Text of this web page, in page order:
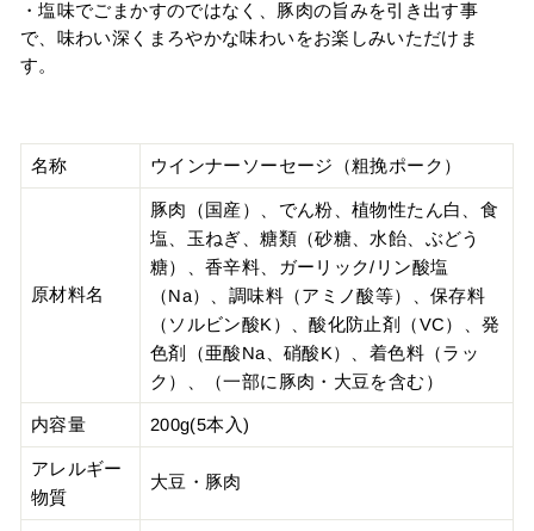
・塩味でごまかすのではなく、豚肉の旨みを引き出す事
で、味わい深くまろやかな味わいをお楽しみいただけま
す。
名称 ウインナーソーセージ（粗挽ポーク）
原材料名
豚肉（国産）、でん粉、植物性たん白、食
塩、玉ねぎ、糖類（砂糖、水飴、ぶどう
糖）、香辛料、ガーリック/リン酸塩
（Na）、調味料（アミノ酸等）、保存料
（ソルビン酸K）、酸化防止剤（VC）、発
色剤（亜酸Na、硝酸K）、着色料（ラッ
ク）、（一部に豚肉・大豆を含む）
内容量 200g(5本入)
アレルギー
物質
大豆・豚肉